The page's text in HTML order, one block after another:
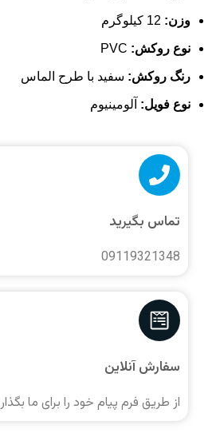
وزن:
نوع روکش:
رنگ روکش: سفید با طرح الماس
نوع فویل: آلومینیوم
تماس بگیرید
09119321348
سفارش آنلاین
از طریق فرم پیام خود را برای ما